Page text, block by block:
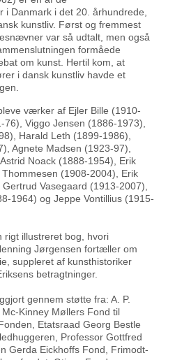
i Danmark i det 20. århundrede,
kunstliv. Først og fremmest
var så udtalt, men også
formåede
om kunst. Hertil kom, at
i dansk kunstliv havde et
værker af Ejler Bille (1910-
Viggo Jensen (1886-1973),
Harald Leth (1899-1986),
Agnete Madsen (1923-97),
Noack (1888-1954), Erik
(1908-2004), Erik
Vasegaard (1913-2007),
1964) og Jeppe Vontillius (1915-
rigt illustreret bog, hvori
Jørgensen fortæller om
suppleret af kunsthistoriker
betragtninger.
gennem støtte fra: A. P.
Kinney Møllers Fond til
Etatsraad Georg Bestle
Professor Gottfred
Gerda Eickhoffs Fond, Frimodt-